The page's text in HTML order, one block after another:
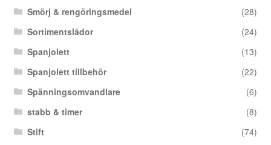
Smörj & rengöringsmedel
(28)
Sortimentslådor
(24)
Spanjolett
(13)
Spanjolett tillbehör
(22)
Spänningsomvandlare
(6)
stabb & timer
(8)
Stift
(74)